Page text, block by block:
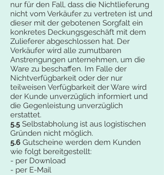
nur für den Fall, dass die Nichtlieferung
nicht vom Verkäufer zu vertreten ist und
dieser mit der gebotenen Sorgfalt ein
konkretes Deckungsgeschäft mit dem
Zulieferer abgeschlossen hat. Der
Verkäufer wird alle zumutbaren
Anstrengungen unternehmen, um die
Ware zu beschaffen. Im Falle der
Nichtverfügbarkeit oder der nur
teilweisen Verfügbarkeit der Ware wird
der Kunde unverzüglich informiert und
die Gegenleistung unverzüglich
erstattet.
5.5 Selbstabholung ist aus logistischen
Gründen nicht möglich.
5.6 Gutscheine werden dem Kunden
wie folgt bereitgestellt:
- per Download
- per E-Mail